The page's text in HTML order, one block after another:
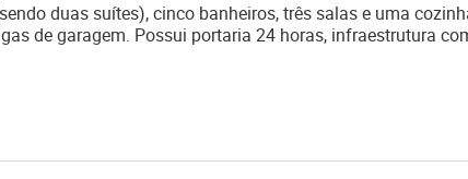
duas suítes), cinco banheiros, três salas e uma
de garagem. Possui portaria 24 horas, infraestrutura